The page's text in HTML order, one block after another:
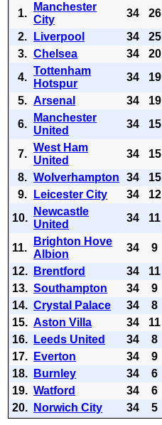
1.
Manchester
City
34 26
2.
Liverpool 34 25
3. Chelsea 34 20
4.
Tottenham
Hotspur
34 19
5. Arsenal 34 19
6.
Manchester
United
34 15
7.
West Ham
United
34 15
8. Wolverhampton 34 15
9.
Leicester City 34 12
10.
Newcastle
United
34 11
11.
Brighton Hove
Albion
34 9
12.
Brentford 34 11
13. Southampton 34 9
14. Crystal Palace 34 8
15. Aston Villa 34 11
16.
Leeds United 34 8
17.
Everton 34 9
18.
Burnley 34 6
19. Watford 34 6
20.
Norwich City 34 5